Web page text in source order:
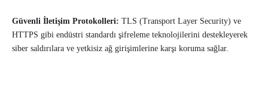
Güvenli İletişim Protokolleri: TLS (Transport Layer Security) ve
HTTPS gibi endüstri standardı şifreleme teknolojilerini destekleyerek
siber saldırılara ve yetkisiz ağ girişimlerine karşı koruma sağlar.